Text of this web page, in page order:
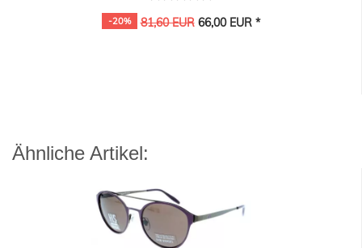
-20% 81,60 EUR66,00 EUR *
Ähnliche Artikel: